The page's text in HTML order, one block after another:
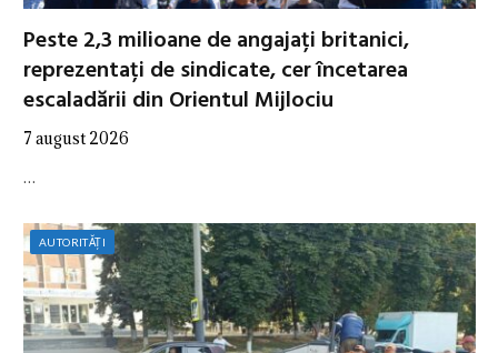
Peste 2,3 milioane de angajați britanici,
reprezentați de sindicate, cer încetarea
escaladării din Orientul Mijlociu
7 august 2026
…
AUTORITĂȚI